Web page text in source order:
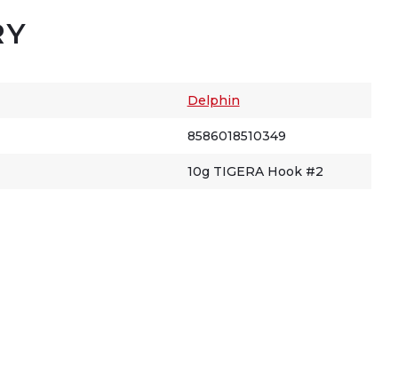
Delphin
8586018510349
10g TIGERA Hook #2